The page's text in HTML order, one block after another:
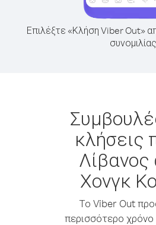
Επιλέξτε «Κλήση Viber Out»
συνομιλίας
κλήσεις
Λίβανος
Χονγκ
Το Viber Out
περισσότερο